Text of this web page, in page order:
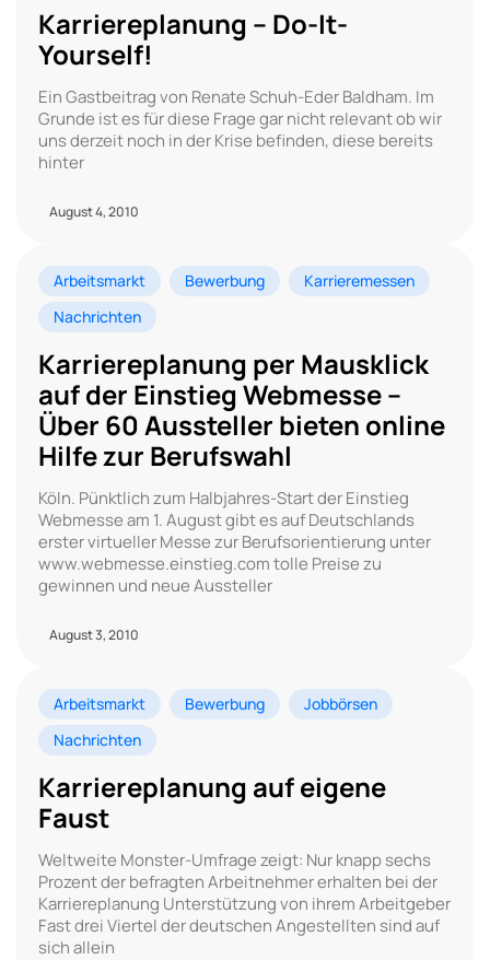
Karriereplanung – Do-It-
Yourself!
Ein Gastbeitrag von Renate Schuh-Eder Baldham. Im
Grunde ist es für diese Frage gar nicht relevant ob wir
uns derzeit noch in der Krise befinden, diese bereits
hinter
August 4, 2010
Arbeitsmarkt Bewerbung
Karrieremessen
Nachrichten
Karriereplanung per Mausklick
auf der Einstieg Webmesse –
Über 60 Aussteller bieten online
Hilfe zur Berufswahl
Köln. Pünktlich zum Halbjahres-Start der Einstieg
Webmesse am 1. August gibt es auf Deutschlands
erster virtueller Messe zur Berufsorientierung unter
www.webmesse.einstieg.com tolle Preise zu
gewinnen und neue Aussteller
August 3, 2010
Arbeitsmarkt Bewerbung
Jobbörsen
Nachrichten
Karriereplanung auf eigene
Faust
Weltweite Monster-Umfrage zeigt: Nur knapp sechs
Prozent der befragten Arbeitnehmer erhalten bei der
Karriereplanung Unterstützung von ihrem Arbeitgeber
Fast drei Viertel der deutschen Angestellten sind auf
sich allein